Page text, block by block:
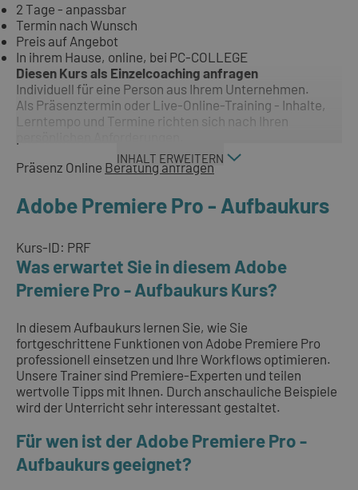
2 Tage - anpassbar
Termin nach Wunsch
Preis auf Angebot
In ihrem Hause, online, bei PC-COLLEGE
Diesen Kurs als Einzelcoaching anfragen
Individuell für eine Person aus Ihrem Unternehmen.
Als Präsenztermin oder Live-Online-Training - Inhalte,
Lerntempo und Termine richten sich nach Ihren
INHALT ERWEITERN
Präsenz Online Beratung anfragen
Adobe Premiere Pro - Aufbaukurs
Kurs-ID: PRF
Was erwartet Sie in diesem Adobe
Premiere Pro - Aufbaukurs Kurs?
In diesem Aufbaukurs lernen Sie, wie Sie
fortgeschrittene Funktionen von Adobe Premiere Pro
professionell einsetzen und Ihre Workflows optimieren.
Unsere Trainer sind Premiere-Experten und teilen
wertvolle Tipps mit Ihnen. Durch anschauliche Beispiele
wird der Unterricht sehr interessant gestaltet.
Für wen ist der Adobe Premiere Pro -
Aufbaukurs geeignet?